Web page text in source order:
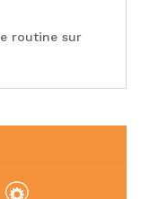
routine sur